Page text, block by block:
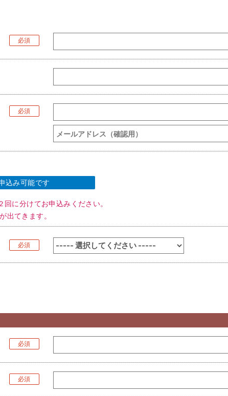
必須
必須
込み可能です
に分けてお申込みください。
出てきます。
必須
必須
必須